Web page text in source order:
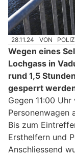
28.11.24 VON
Wegen eines
Lochgass in
rund 1,5
gesperrt
Gegen 11:00
Personenwagen
Bis zum
Ersthelfern und
Anschliessend